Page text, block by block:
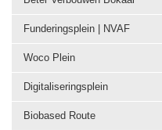
Funderingsplein | NVAF
Woco Plein
Digitaliseringsplein
Biobased Route